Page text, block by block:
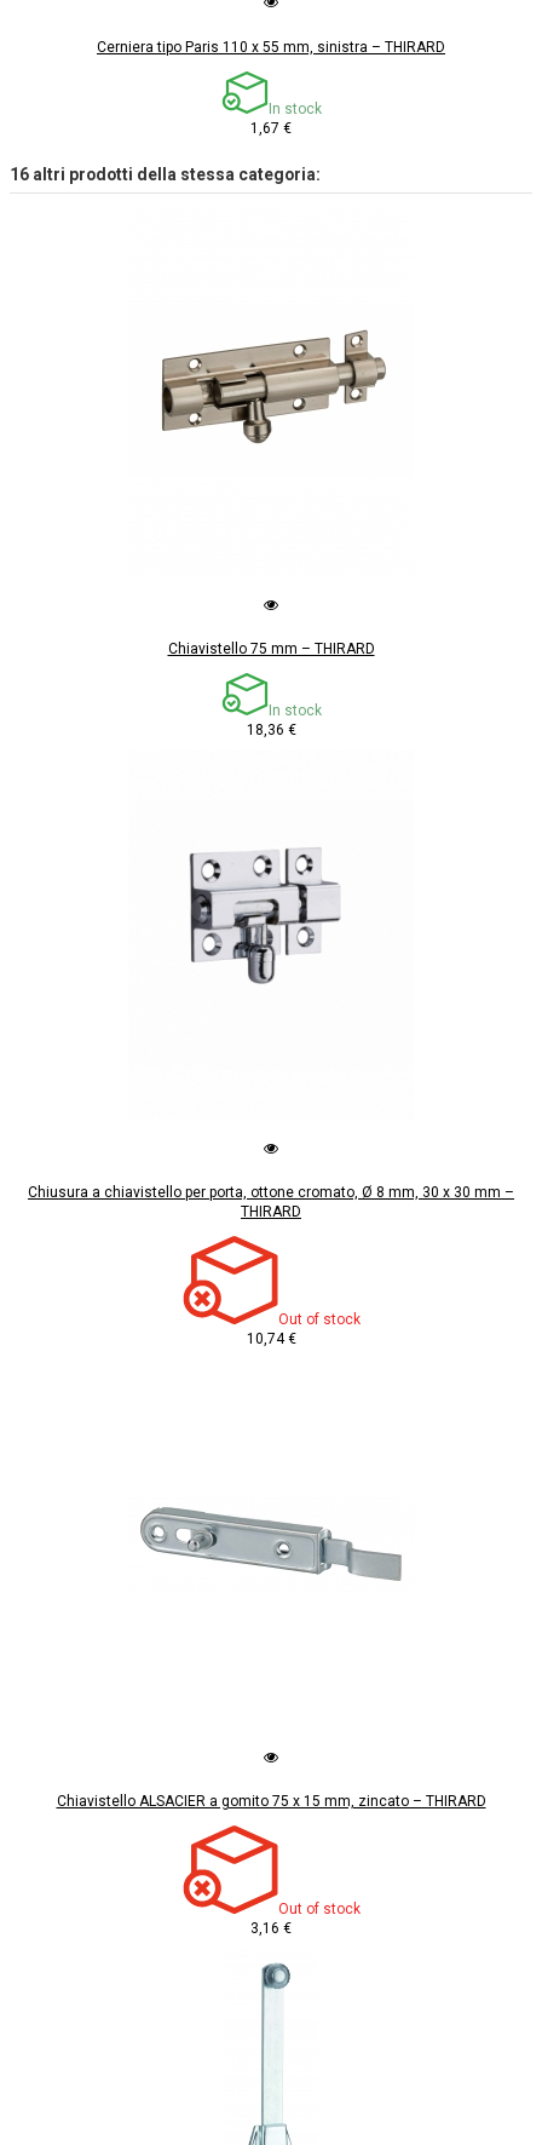
Cerniera tipo Paris 110 x 55 mm, sinistra – THIRARD
In stock
1,67 €
16 altri prodotti della stessa categoria:
Chiavistello 75 mm – THIRARD
In stock
18,36 €
Chiusura a chiavistello per porta, ottone cromato, Ø 8 mm, 30 x 30 mm –
THIRARD
Out of stock
10,74 €
Chiavistello ALSACIER a gomito 75 x 15 mm, zincato – THIRARD
Out of stock
3,16 €